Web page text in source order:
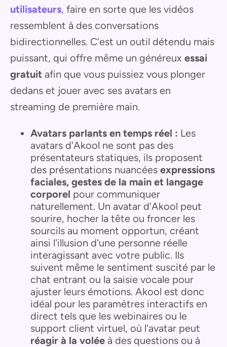
utilisateurs, faire en sorte que les vidéos
ressemblent à des conversations
bidirectionnelles. C'est un outil détendu mais
puissant, qui offre même un généreux essai
gratuit afin que vous puissiez vous plonger
dedans et jouer avec ses avatars en
streaming de première main.
Avatars parlants en temps réel : Les
avatars d'Akool ne sont pas des
présentateurs statiques, ils proposent
des présentations nuancées expressions
faciales, gestes de la main et langage
corporel pour communiquer
naturellement. Un avatar d'Akool peut
sourire, hocher la tête ou froncer les
sourcils au moment opportun, créant
ainsi l'illusion d'une personne réelle
interagissant avec votre public. Ils
suivent même le sentiment suscité par le
chat entrant ou la saisie vocale pour
ajuster leurs émotions. Akool est donc
idéal pour les paramètres interactifs en
direct tels que les webinaires ou le
support client virtuel, où l'avatar peut
réagir à la volée à des questions ou à